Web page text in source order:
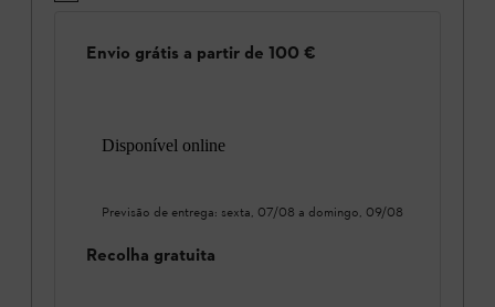
Envio grátis a partir de 100 €
Disponível online
Previsão de entrega: sexta, 07/08 a domingo, 09/08
Recolha gratuita